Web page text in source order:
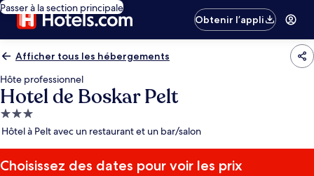
Passer à la section principale
Obtenir l’appli
Afficher tous les hébergements
Hôte professionnel
Hotel de Boskar Pelt
Hébergement
3.0 étoiles
Hôtel à Pelt avec un restaurant et un bar/salon
Choisissez des dates pour voir les prix